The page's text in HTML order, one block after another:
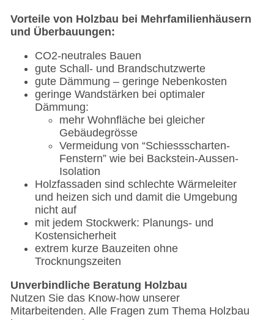
Vorteile von Holzbau bei Mehrfamilienhäusern
und Überbauungen:
CO2-neutrales Bauen
gute Schall- und Brandschutzwerte
gute Dämmung – geringe Nebenkosten
geringe Wandstärken bei optimaler
Dämmung:
mehr Wohnfläche bei gleicher
Gebäudegrösse
Vermeidung von “Schiessscharten-
Fenstern” wie bei Backstein-Aussen-
Isolation
Holzfassaden sind schlechte Wärmeleiter
und heizen sich und damit die Umgebung
nicht auf
mit jedem Stockwerk: Planungs- und
Kostensicherheit
extrem kurze Bauzeiten ohne
Trocknungszeiten
Unverbindliche Beratung Holzbau
Nutzen Sie das Know-how unserer
Mitarbeitenden. Alle Fragen zum Thema Holzbau